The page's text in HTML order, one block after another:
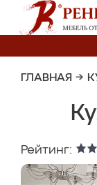
ГЛАВНАЯ →
Рейтинг: